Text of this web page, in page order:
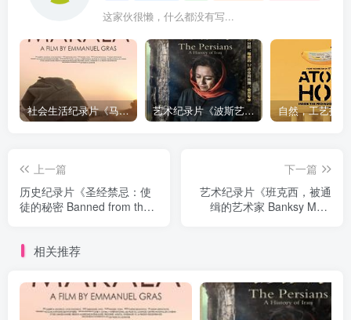
这家伙很懒，什么都没有写...
社会生活纪录片《马加拉 Makala》下载 艺术纪录片《波斯艺术 Art of Persia》下载
上一篇
历史纪录片《圣经禁忌：使
徒的秘密 Banned from the
下一篇
艺术纪录片《班克西，被通
缉的艺术家 Banksy Most
相关推荐